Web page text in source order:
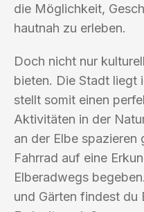
die Möglichkeit,
hautnah zu erleben.
Doch nicht nur
bieten. Die Stadt liegt
stellt somit einen
Aktivitäten in der
an der Elbe spazieren
Fahrrad auf eine
Elberadwegs
und Gärten findest du